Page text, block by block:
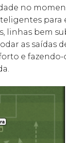
no
linhas bem
as saídas
e